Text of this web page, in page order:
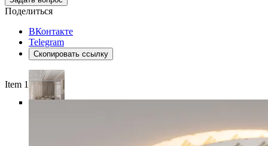
Поделиться
ВКонтакте
Telegram
Скопировать ссылку
Item 1 of 5